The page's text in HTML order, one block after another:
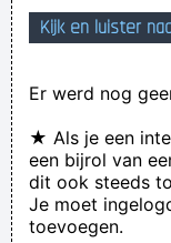
Witnie
Uw
Nein
Kijk en luister
Er werd nog
★ Als je een
een bijrol van
dit ook steeds
Je moet
toevoegen.